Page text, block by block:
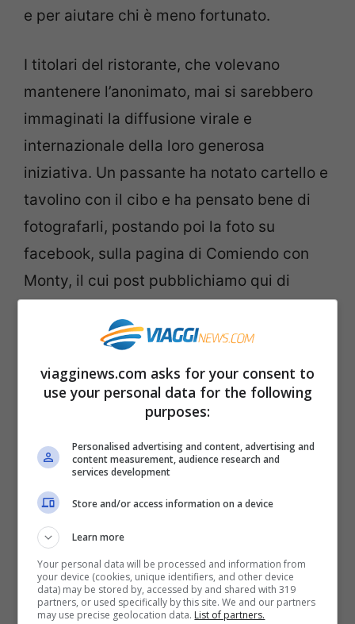
e per aiutare chi è meno fortunato.
I titolari del ristorante, che volevano
mantenere l’anonimato, mai si sarebbero
immaginati la diffusione virale e
internazionale della loro generosa
iniziativa. Un passante ha notato cartello e
tavolino con il cibo e ha pensato bene di
fotografarli, postando poi la foto su
facebook, sulla pagina di Comiendo con
Monty, il cui post pubblichiamo qui di
tutto il mondo, ottenendo molti consensi e
iniziativa del ristorante Rochi di Santander.
Nei giorni scorsi abbiamo visto un’altra
bella iniziativa che lega ristorazione e
solidarietà, quella dei
The Clink
sociale dei detenuti.
Impresionante gesto el que
viagginews.com asks for your consent to
use your personal data for the following
purposes:
Personalised advertising and content, advertising and
content measurement, audience research and
services development
Store and/or access information on a device
Learn more
Your personal data will be processed and information from
your device (cookies, unique identifiers, and other device
data) may be stored by, accessed by and shared with 319
partners, or used specifically by this site. We and our partners
may use precise geolocation data. List of partners.